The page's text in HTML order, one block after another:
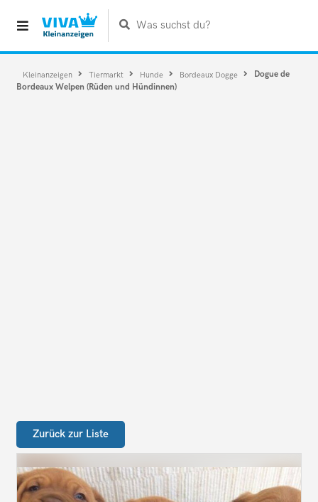
Was suchst du?
Kleinanzeigen Tiermarkt Hunde Bordeaux Dogge
Dogue de
Bordeaux Welpen (Rüden und Hündinnen)
Zurück zur Liste